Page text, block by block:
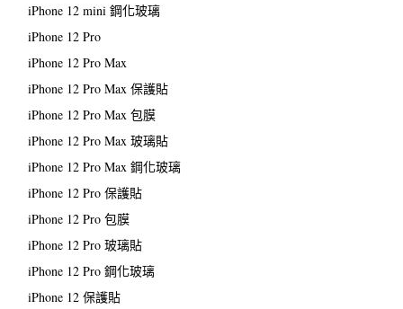
iPhone 12 mini 鋼化玻璃
iPhone 12 Pro
iPhone 12 Pro Max
iPhone 12 Pro Max 保護貼
iPhone 12 Pro Max 包膜
iPhone 12 Pro Max 玻璃貼
iPhone 12 Pro Max 鋼化玻璃
iPhone 12 Pro 保護貼
iPhone 12 Pro 包膜
iPhone 12 Pro 玻璃貼
iPhone 12 Pro 鋼化玻璃
iPhone 12 保護貼